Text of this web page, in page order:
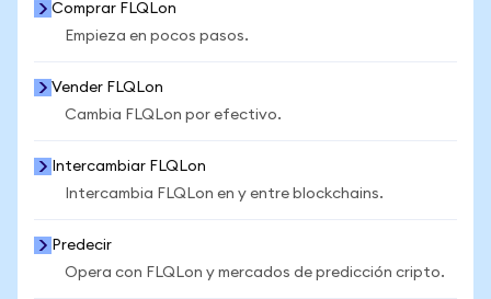
Comprar FLQLon
Empieza en pocos pasos.
Vender FLQLon
Cambia FLQLon por efectivo.
Intercambiar FLQLon
Intercambia FLQLon en y entre blockchains.
Predecir
Opera con FLQLon y mercados de predicción cripto.